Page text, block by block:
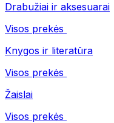
Drabužiai ir aksesuarai
Visos prekės
Knygos ir literatūra
Visos prekės
Žaislai
Visos prekės